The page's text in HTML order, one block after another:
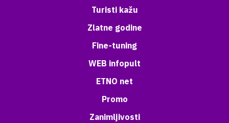
Turisti kažu
Zlatne godine
Fine-tuning
WEB infopult
ETNO net
Promo
Zanimljivosti